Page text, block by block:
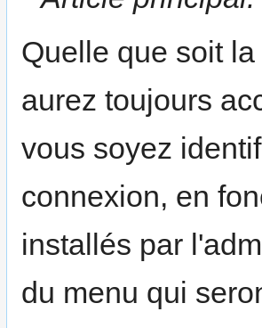
Quelle que soit
aurez toujours
vous soyez
connexion, en
installés par
du menu qui